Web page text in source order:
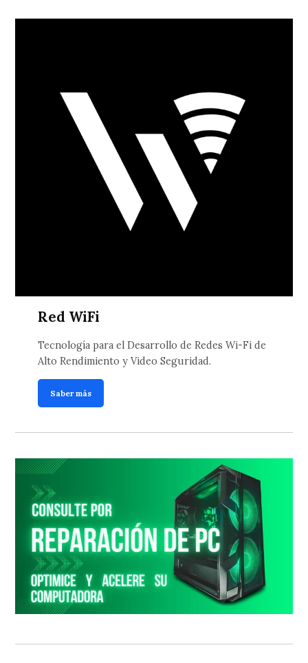
Red WiFi
Tecnología para el Desarrollo de Redes Wi-Fi de
Alto Rendimiento y Video Seguridad.
Saber más